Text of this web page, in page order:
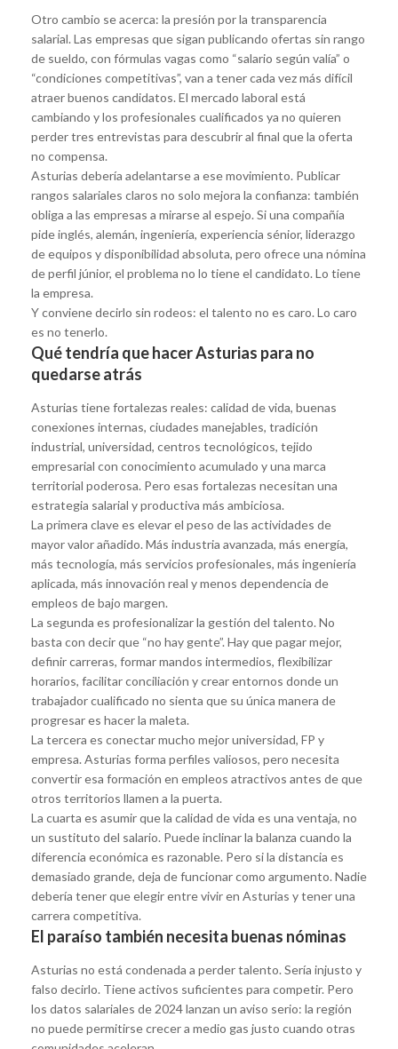
Otro cambio se acerca: la presión por la transparencia
salarial. Las empresas que sigan publicando ofertas sin rango
de sueldo, con fórmulas vagas como “salario según valía” o
“condiciones competitivas”, van a tener cada vez más difícil
atraer buenos candidatos. El mercado laboral está
cambiando y los profesionales cualificados ya no quieren
perder tres entrevistas para descubrir al final que la oferta
no compensa.
Asturias debería adelantarse a ese movimiento. Publicar
rangos salariales claros no solo mejora la confianza: también
obliga a las empresas a mirarse al espejo. Si una compañía
pide inglés, alemán, ingeniería, experiencia sénior, liderazgo
de equipos y disponibilidad absoluta, pero ofrece una nómina
de perfil júnior, el problema no lo tiene el candidato. Lo tiene
la empresa.
Y conviene decirlo sin rodeos: el talento no es caro. Lo caro
es no tenerlo.
Qué tendría que hacer Asturias para no
quedarse atrás
Asturias tiene fortalezas reales: calidad de vida, buenas
conexiones internas, ciudades manejables, tradición
industrial, universidad, centros tecnológicos, tejido
empresarial con conocimiento acumulado y una marca
territorial poderosa. Pero esas fortalezas necesitan una
estrategia salarial y productiva más ambiciosa.
La primera clave es elevar el peso de las actividades de
mayor valor añadido. Más industria avanzada, más energía,
más tecnología, más servicios profesionales, más ingeniería
aplicada, más innovación real y menos dependencia de
empleos de bajo margen.
La segunda es profesionalizar la gestión del talento. No
basta con decir que “no hay gente”. Hay que pagar mejor,
definir carreras, formar mandos intermedios, flexibilizar
horarios, facilitar conciliación y crear entornos donde un
trabajador cualificado no sienta que su única manera de
progresar es hacer la maleta.
La tercera es conectar mucho mejor universidad, FP y
empresa. Asturias forma perfiles valiosos, pero necesita
convertir esa formación en empleos atractivos antes de que
otros territorios llamen a la puerta.
La cuarta es asumir que la calidad de vida es una ventaja, no
un sustituto del salario. Puede inclinar la balanza cuando la
diferencia económica es razonable. Pero si la distancia es
demasiado grande, deja de funcionar como argumento. Nadie
debería tener que elegir entre vivir en Asturias y tener una
carrera competitiva.
El paraíso también necesita buenas nóminas
Asturias no está condenada a perder talento. Sería injusto y
falso decirlo. Tiene activos suficientes para competir. Pero
los datos salariales de 2024 lanzan un aviso serio: la región
no puede permitirse crecer a medio gas justo cuando otras